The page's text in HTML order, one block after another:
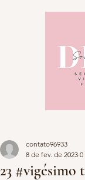
23 #vigésimo
contato96933
8 de fev. de 2023 0